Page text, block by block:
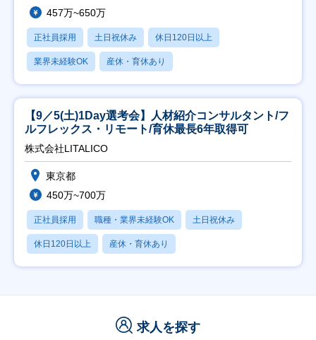
457万~650万
正社員採用 土日祝休み 休日120日以上
業界未経験OK 産休・育休あり
【9／5(土)1Day選考会】人材紹介コンサルタント/フ
ルフレックス・リモート/育休最長6年取得可
株式会社LITALICO
東京都
450万~700万
正社員採用 職種・業界未経験OK 土日祝休み
休日120日以上 産休・育休あり
求人を探す